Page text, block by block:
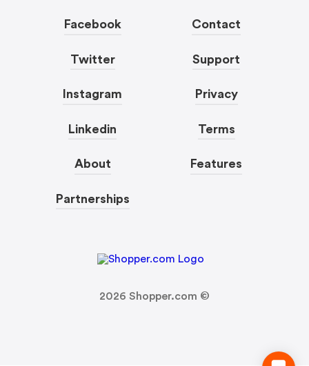
Facebook
Twitter
Instagram
Linkedin
About
Partnerships
Contact
Support
Privacy
Terms
Features
2026 Shopper.com ©